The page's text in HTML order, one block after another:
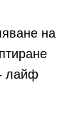
на
лайф